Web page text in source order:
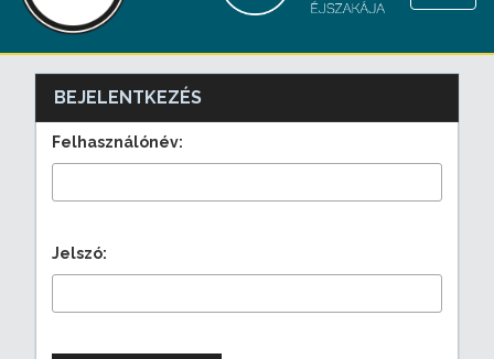
BEJELENTKEZÉS
Felhasználónév:
Jelszó: